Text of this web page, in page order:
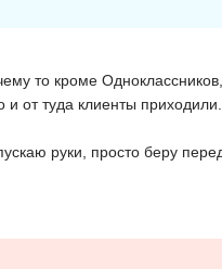
то кроме
от туда клиенты приходили.
руки, просто беру